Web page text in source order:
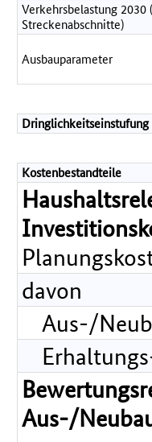
Verkehrsbelastung
Streckenabschnitte)
Ausbauparameter
Dringlichkeitseinstufung
Kostenbestandteile
davon
Aus-/
Aus-/